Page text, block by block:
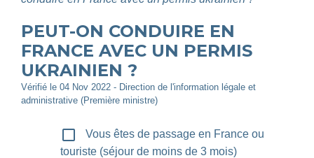
PEUT-ON CONDUIRE EN
FRANCE AVEC UN PERMIS
UKRAINIEN ?
Vérifié le 04 Nov 2022 - Direction de l'information légale et
administrative (Première ministre)
check_box_outline_blank
Vous êtes de passage en France ou
touriste (séjour de moins de 3 mois)